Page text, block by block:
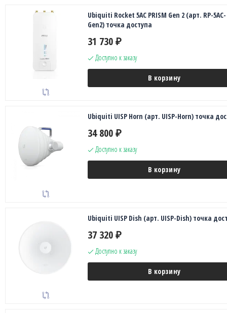
Ubiquiti Rocket 5AC PRISM Gen 2 (арт. RP-5AC-
Gen2) точка доступа
31 730 ₽
Доступно к заказу
В корзину
Ubiquiti UISP Horn (арт. UISP-Horn) точка
34 800 ₽
Доступно к заказу
В корзину
Ubiquiti UISP Dish (арт. UISP-Dish) точка
37 320 ₽
Доступно к заказу
В корзину